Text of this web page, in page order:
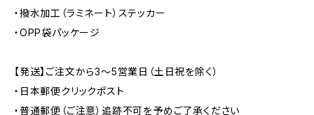
・撥水加工（ラミネート）ステッカー
・OPP袋パッケージ
【発送】ご注文から3〜5営業日（土日祝を除く）
・日本郵便クリックポスト
・普通郵便（ご注意）追跡不可を予めご了承ください